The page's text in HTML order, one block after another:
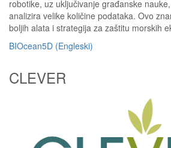
robotike, uz uključivanje građanske
analizira velike količine podataka. Ovo
boljih alata i strategija za zaštitu morskih
BIOcean5D (Engleski)
CLEVER